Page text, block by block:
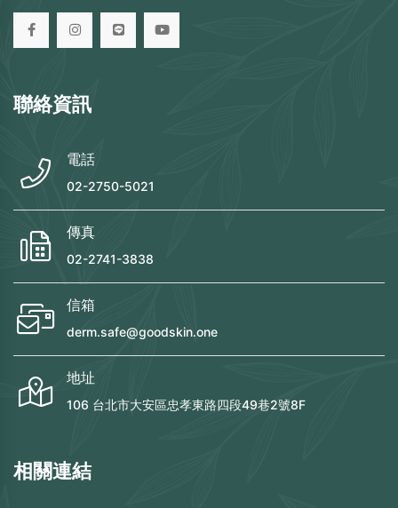
聯絡資訊
電話
02-2750-5021
傳真
02-2741-3838
信箱
derm.safe@goodskin.one
地址
106 台北市大安區忠孝東路四段49巷2號8F
相關連結